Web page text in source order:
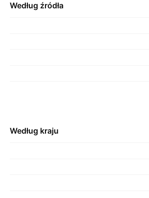
Według źródła
Według kraju